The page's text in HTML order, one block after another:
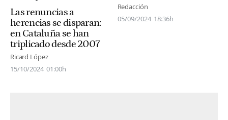
Las renuncias a
herencias se disparan:
en Cataluña se han
triplicado desde 2007
Ricard López
15/10/2024 01:00h
Redacción
05/09/2024 18:36h